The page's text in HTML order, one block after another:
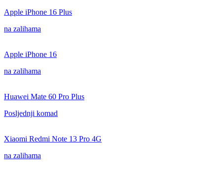
Apple iPhone 16 Plus
na zalihama
Apple iPhone 16
na zalihama
Huawei Mate 60 Pro Plus
Posljednji komad
Xiaomi Redmi Note 13 Pro 4G
na zalihama